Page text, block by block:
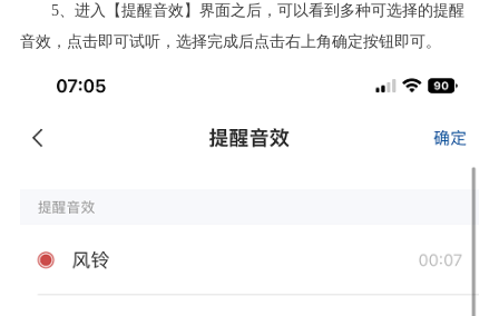
5、进入【提醒音效】界面之后，可以看到多种可选择的提醒
音效，点击即可试听，选择完成后点击右上角确定按钮即可。